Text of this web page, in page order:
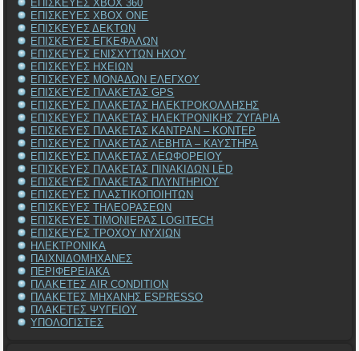
ΕΠΙΣΚΕΥΕΣ XBOX 360
ΕΠΙΣΚΕΥΕΣ XBOX ONE
ΕΠΙΣΚΕΥΕΣ ΔΕΚΤΩΝ
ΕΠΙΣΚΕΥΕΣ ΕΓΚΕΦΑΛΩΝ
ΕΠΙΣΚΕΥΕΣ ΕΝΙΣΧΥΤΩΝ ΗΧΟΥ
ΕΠΙΣΚΕΥΕΣ ΗΧΕΙΩΝ
ΕΠΙΣΚΕΥΕΣ ΜΟΝΑΔΩΝ ΕΛΕΓΧΟΥ
ΕΠΙΣΚΕΥΕΣ ΠΛΑΚΕΤΑΣ GPS
ΕΠΙΣΚΕΥΕΣ ΠΛΑΚΕΤΑΣ ΗΛΕΚΤΡΟΚΟΛΛΗΣΗΣ
ΕΠΙΣΚΕΥΕΣ ΠΛΑΚΕΤΑΣ ΗΛΕΚΤΡΟΝΙΚΗΣ ΖΥΓΑΡΙΑ
ΕΠΙΣΚΕΥΕΣ ΠΛΑΚΕΤΑΣ ΚΑΝΤΡΑΝ – ΚΟΝΤΕΡ
ΕΠΙΣΚΕΥΕΣ ΠΛΑΚΕΤΑΣ ΛΕΒΗΤΑ – ΚΑΥΣΤΗΡΑ
ΕΠΙΣΚΕΥΕΣ ΠΛΑΚΕΤΑΣ ΛΕΩΦΟΡΕΙΟΥ
ΕΠΙΣΚΕΥΕΣ ΠΛΑΚΕΤΑΣ ΠΙΝΑΚΙΔΩΝ LED
ΕΠΙΣΚΕΥΕΣ ΠΛΑΚΕΤΑΣ ΠΛΥΝΤΗΡΙΟΥ
ΕΠΙΣΚΕΥΕΣ ΠΛΑΣΤΙΚΟΠΟΙΗΤΩΝ
ΕΠΙΣΚΕΥΕΣ ΤΗΛΕΟΡΑΣΕΩΝ
ΕΠΙΣΚΕΥΕΣ ΤΙΜΟΝΙΕΡΑΣ LOGITECH
ΕΠΙΣΚΕΥΕΣ ΤΡΟΧΟΥ ΝΥΧΙΩΝ
ΗΛΕΚΤΡΟΝΙΚΑ
ΠΑΙΧΝΙΔΟΜΗΧΑΝΕΣ
ΠΕΡΙΦΕΡΕΙΑΚΑ
ΠΛΑΚΕΤΕΣ AIR CONDITION
ΠΛΑΚΕΤΕΣ ΜΗΧΑΝΗΣ ESPRESSO
ΠΛΑΚΕΤΕΣ ΨΥΓΕΙΟΥ
ΥΠΟΛΟΓΙΣΤΕΣ